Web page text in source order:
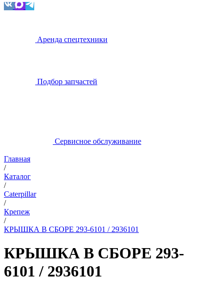
Аренда спецтехники
Подбор запчастей
Сервисное обслуживание
Главная
/
Каталог
/
Caterpillar
/
Крепеж
/
КРЫШКА В СБОРЕ 293-6101 / 2936101
КРЫШКА В СБОРЕ 293-
6101 / 2936101